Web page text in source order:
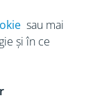
sau mai
și în ce